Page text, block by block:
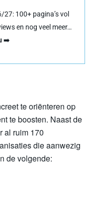
100+ pagina’s vol
en nog veel meer…
➡️
te oriënteren op
te boosten. Naast de
al ruim 170
die aanwezig
de volgende: